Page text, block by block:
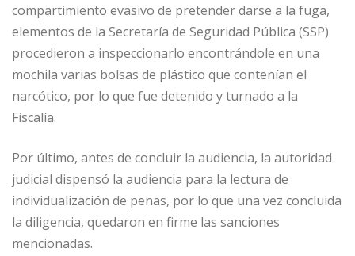
compartimiento evasivo de pretender darse a la fuga,
elementos de la Secretaría de Seguridad Pública (SSP)
procedieron a inspeccionarlo encontrándole en una
mochila varias bolsas de plástico que contenían el
narcótico, por lo que fue detenido y turnado a la
Fiscalía.
Por último, antes de concluir la audiencia, la autoridad
judicial dispensó la audiencia para la lectura de
individualización de penas, por lo que una vez concluida
la diligencia, quedaron en firme las sanciones
mencionadas.